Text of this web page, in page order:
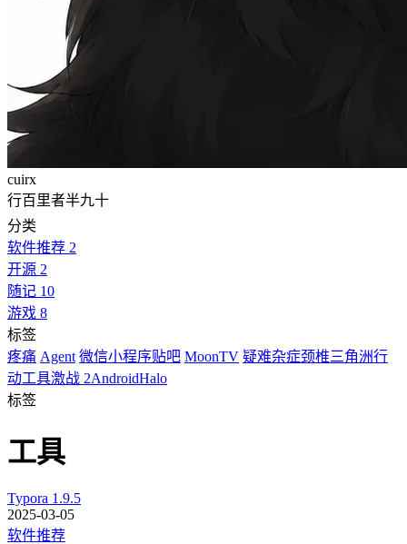
cuirx
行百里者半九十
分类
软件推荐 2
开源 2
随记 10
游戏 8
标签
疼痛 Agent 微信小程序贴吧 MoonTV 疑难杂症颈椎三角洲行
动工具激战 2AndroidHalo
标签
工具
Typora 1.9.5
2025-03-05
软件推荐